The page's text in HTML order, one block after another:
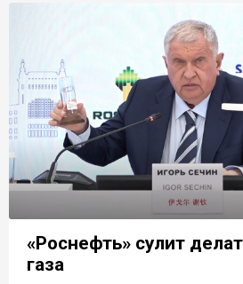
«Роснефть» сулит
газа